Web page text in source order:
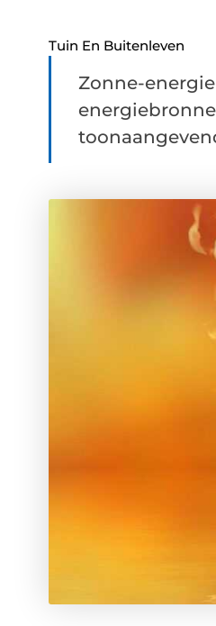
Tuin En Buitenleven
Zonne-